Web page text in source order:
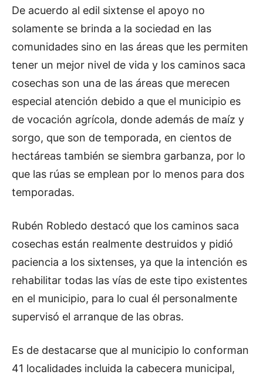
De acuerdo al edil sixtense el apoyo no
solamente se brinda a la sociedad en las
comunidades sino en las áreas que les permiten
tener un mejor nivel de vida y los caminos saca
cosechas son una de las áreas que merecen
especial atención debido a que el municipio es
de vocación agrícola, donde además de maíz y
sorgo, que son de temporada, en cientos de
hectáreas también se siembra garbanza, por lo
que las rúas se emplean por lo menos para dos
temporadas.
Rubén Robledo destacó que los caminos saca
cosechas están realmente destruidos y pidió
paciencia a los sixtenses, ya que la intención es
rehabilitar todas las vías de este tipo existentes
en el municipio, para lo cual él personalmente
supervisó el arranque de las obras.
Es de destacarse que al municipio lo conforman
41 localidades incluida la cabecera municipal,